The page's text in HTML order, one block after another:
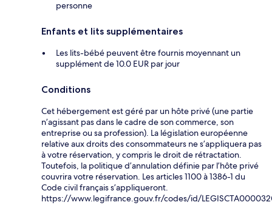
personne
Enfants et lits supplémentaires
Les lits-bébé peuvent être fournis moyennant un
supplément de 10.0 EUR par jour
Conditions
Cet hébergement est géré par un hôte privé (une partie
n’agissant pas dans le cadre de son commerce, son
entreprise ou sa profession). La législation européenne
relative aux droits des consommateurs ne s’appliquera pas
à votre réservation, y compris le droit de rétractation.
Toutefois, la politique d’annulation définie par l’hôte privé
couvrira votre réservation. Les articles 1100 à 1386-1 du
Code civil français s’appliqueront.
https://www.legifrance.gouv.fr/codes/id/